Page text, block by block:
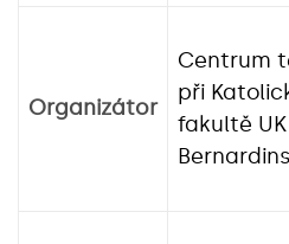
Organizátor
Centrum
při
fakultě
Bernardins